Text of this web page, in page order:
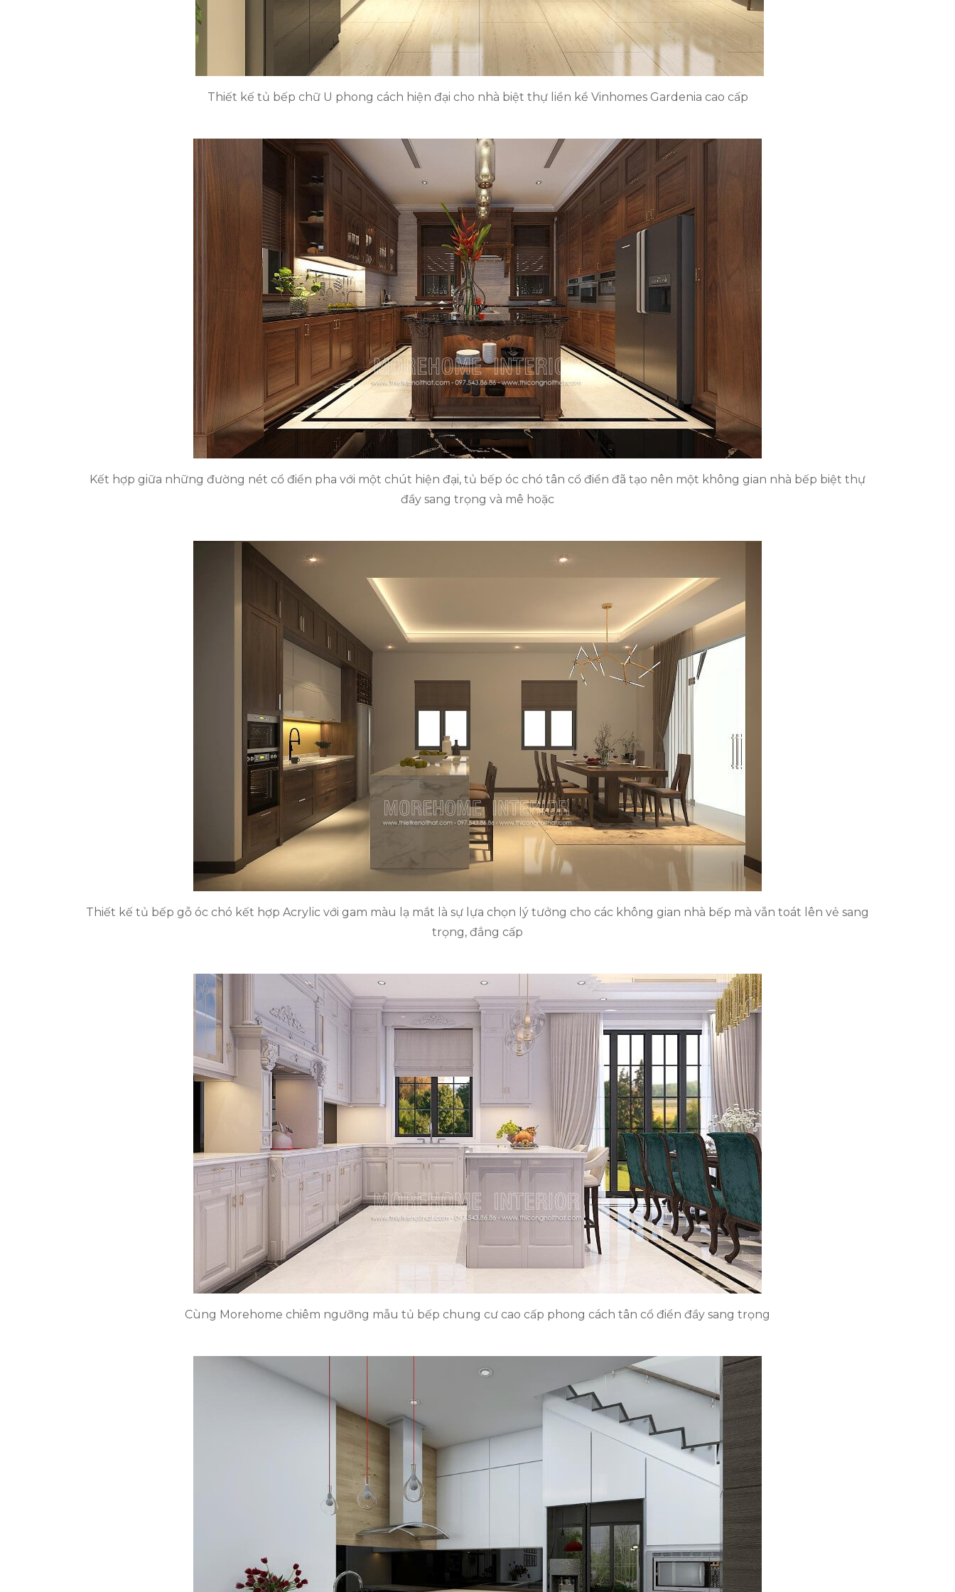
Thiết kế tủ bếp chữ U phong cách hiện đại cho nhà biệt thự liền kề Vinhomes Gardenia cao cấp
Kết hợp giữa những đường nét cổ điển pha với một chút hiện đại, tủ bếp óc chó tân cổ điển đã tạo nên một không gian nhà bếp biệt thự
đầy sang trọng và mê hoặc
Thiết kế tủ bếp gỗ óc chó kết hợp Acrylic với gam màu lạ mắt là sự lựa chọn lý tưởng cho các không gian nhà bếp mà vẫn toát lên vẻ sang
trọng, đẳng cấp
Cùng Morehome chiêm ngưỡng mẫu tủ bếp chung cư cao cấp phong cách tân cổ điển đầy sang trọng